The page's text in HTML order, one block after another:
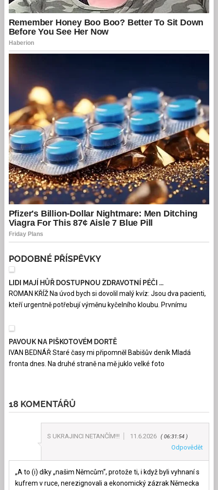
PODOBNÉ PŘÍSPĚVKY
LIDI MAJÍ HŮŘ DOSTUPNOU ZDRAVOTNÍ PÉČI ...
ROMAN KŘÍŽ Na úvod bych si dovolil malý kvíz: Jsou dva pacienti,
kteří urgentně potřebují výměnu kyčelního kloubu. Prvnímu
PAVOUK NA PIŠKOTOVÉM DORTĚ
IVAN BEDNÁŘ Staré časy mi připomněl Babišův deník Mladá
fronta dnes. Na druhé straně na mě juklo velké foto
18 KOMENTÁŘŮ
S UKRAJINCI NETANČÍM!!! 11.6.2026 06:31:54
Odpovědět
„A to (i) díky „našim Němcům“, protože ti, i když byli vyhnaní s
kufrem v ruce, nerezignovali a ekonomický zázrak Německa